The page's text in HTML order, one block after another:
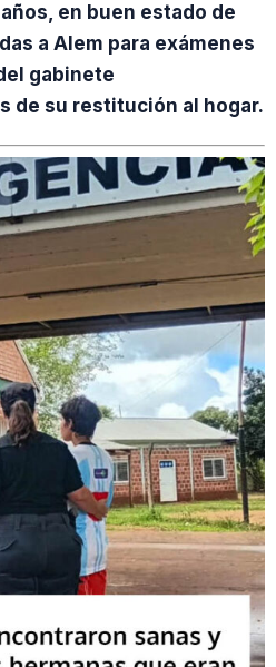
en buen estado de
a Alem para exámenes
gabinete
de su restitución al hogar.